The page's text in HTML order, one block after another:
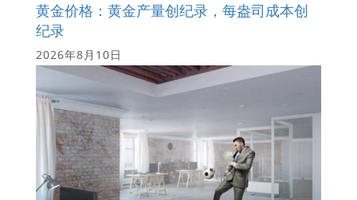
黄金价格：黄金产量创纪录，每盎司成本创
纪录
2026年8月10日